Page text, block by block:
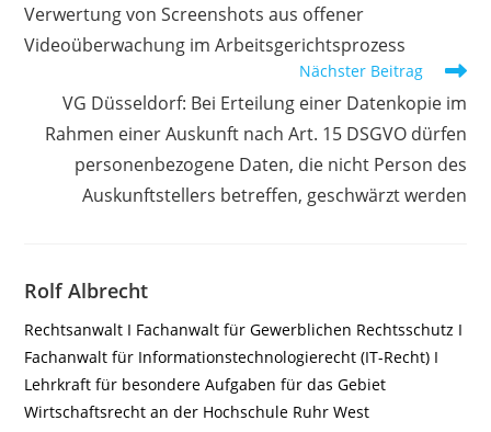
Verwertung von Screenshots aus offener
Videoüberwachung im Arbeitsgerichtsprozess
Nächster Beitrag
VG Düsseldorf: Bei Erteilung einer Datenkopie im
Rahmen einer Auskunft nach Art. 15 DSGVO dürfen
personenbezogene Daten, die nicht Person des
Auskunftstellers betreffen, geschwärzt werden
Rolf Albrecht
Rechtsanwalt I Fachanwalt für Gewerblichen Rechtsschutz I
Fachanwalt für Informationstechnologierecht (IT-Recht) I
Lehrkraft für besondere Aufgaben für das Gebiet
Wirtschaftsrecht an der Hochschule Ruhr West